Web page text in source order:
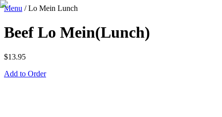
Menu /Lo Mein Lunch
Beef Lo Mein(Lunch)
$13.95
Add to Order